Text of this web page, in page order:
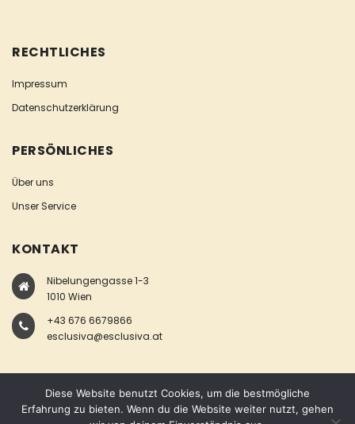
RECHTLICHES
Impressum
Datenschutzerklärung
PERSÖNLICHES
Über uns
Unser Service
KONTAKT
Nibelungengasse 1-3
1010 Wien
+43 676 6679866
esclusiva@esclusiva.at
Diese Website benutzt Cookies, um die bestmögliche
Erfahrung zu bieten. Wenn du die Website weiter nutzt, gehen